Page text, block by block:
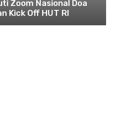
Zoom Nasional Doa
Kick Off HUT RI